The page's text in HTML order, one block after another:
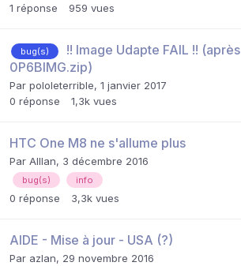
1 réponse 959 vues
bug(s)
!! Image Udapte FAIL !! (après
0P6BIMG.zip)
Par pololeterrible, 1 janvier 2017
0 réponse 1,3k vues
HTC One M8 ne s'allume plus
Par Alllan, 3 décembre 2016
bug(s) info
0 réponse 3,3k vues
AIDE - Mise à jour - USA (?)
Par azlan, 29 novembre 2016